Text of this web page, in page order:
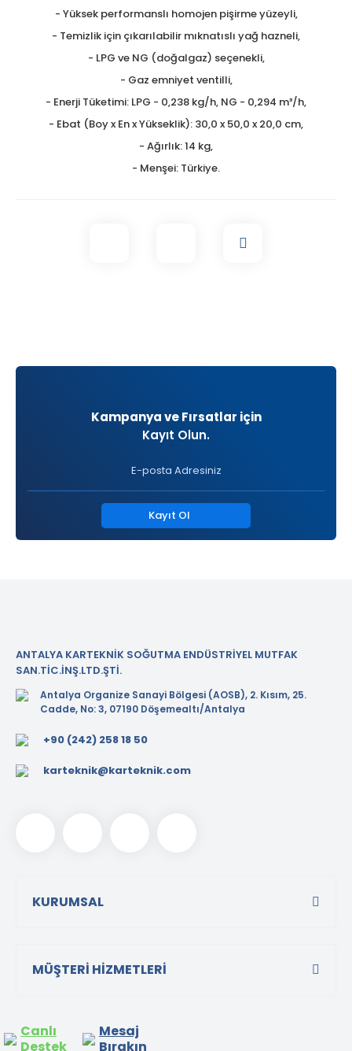
- Yüksek performanslı homojen pişirme yüzeyli,
- Temizlik için çıkarılabilir mıknatıslı yağ hazneli,
- LPG ve NG (doğalgaz) seçenekli,
- Gaz emniyet ventilli,
- Enerji Tüketimi: LPG - 0,238 kg/h, NG - 0,294 m³/h,
- Ebat (Boy x En x Yükseklik): 30,0 x 50,0 x 20,0 cm,
- Ağırlık: 14 kg,
- Menşei: Türkiye.
Kampanya ve Fırsatlar için
Kayıt Olun.
Kayıt Ol
ANTALYA KARTEKNİK SOĞUTMA ENDÜSTRİYEL MUTFAK
SAN.TİC.İNŞ.LTD.ŞTİ.
Antalya Organize Sanayi Bölgesi (AOSB), 2. Kısım, 25.
Cadde, No: 3, 07190 Döşemealtı/Antalya
+90 (242) 258 18 50
karteknik@karteknik.com
KURUMSAL
MÜŞTERİ HİZMETLERİ
Canlı
Destek
Mesaj
Bırakın